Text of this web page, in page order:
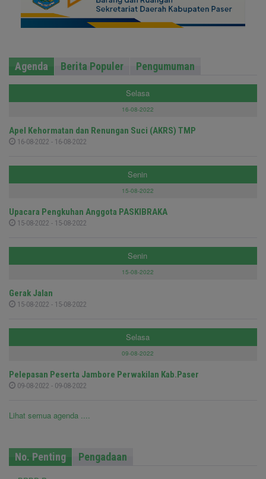
Agenda Berita Populer Pengumuman
Selasa
16-08-2022
Apel Kehormatan dan Renungan Suci (AKRS) TMP
16-08-2022 - 16-08-2022
Senin
15-08-2022
Upacara Pengkuhan Anggota PASKIBRAKA
15-08-2022 - 15-08-2022
Senin
15-08-2022
Gerak Jalan
15-08-2022 - 15-08-2022
Selasa
09-08-2022
Pelepasan Peserta Jambore Perwakilan Kab.Paser
09-08-2022 - 09-08-2022
Lihat semua agenda ....
No. Penting Pengadaan